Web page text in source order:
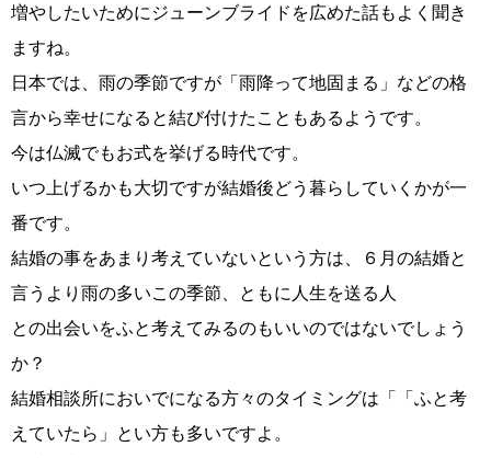
ご来店WEB予約 婚活キャンペーン
お問い合わせ 会員様の声
鹿児島店 佐世保店
増やしたいためにジューンブライドを広めた話もよく聞き
ますね。
日本では、雨の季節ですが「雨降って地固まる」などの格
言から幸せになると結び付けたこともあるようです。
今は仏滅でもお式を挙げる時代です。
いつ上げるかも大切ですが結婚後どう暮らしていくかが一
番です。
結婚の事をあまり考えていないという方は、６月の結婚と
言うより雨の多いこの季節、ともに人生を送る人
との出会いをふと考えてみるのもいいのではないでしょう
か？
結婚相談所においでになる方々のタイミングは「「ふと考
えていたら」とい方も多いですよ。